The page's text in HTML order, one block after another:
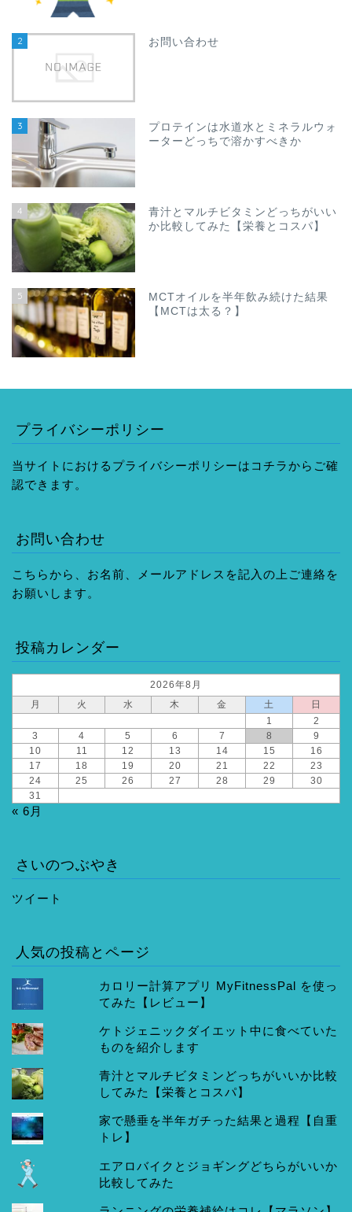
2 お問い合わせ
3
プロテインは水道水とミネラルウォ
ーターどっちで溶かすべきか
4
青汁とマルチビタミンどっちがいい
か比較してみた【栄養とコスパ】
5
MCTオイルを半年飲み続けた結果
【MCTは太る？】
プライバシーポリシー
当サイトにおけるプライバシーポリシーはコチラからご確
認できます。
お問い合わせ
こちらから、お名前、メールアドレスを記入の上ご連絡を
お願いします。
投稿カレンダー
2026年8月
月
火 水 木 金 土
日
1
2
3
4 5 6 7 8
9
10
11 12 13 14 15
16
17
18 19 20 21 22
23
24
25 26 27 28 29
30
31
« 6月
さいのつぶやき
ツイート
人気の投稿とページ
カロリー計算アプリ MyFitnessPal を使っ
てみた【レビュー】
ケトジェニックダイエット中に食べていた
ものを紹介します
青汁とマルチビタミンどっちがいいか比較
してみた【栄養とコスパ】
家で懸垂を半年ガチった結果と過程【自重
トレ】
エアロバイクとジョギングどちらがいいか
比較してみた